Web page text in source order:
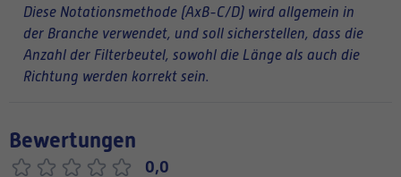
Diese Notationsmethode (AxB-C/D) wird allgemein in
der Branche verwendet, und soll sicherstellen, dass die
Anzahl der Filterbeutel, sowohl die Länge als auch die
Richtung werden korrekt sein.
Bewertungen
0,0